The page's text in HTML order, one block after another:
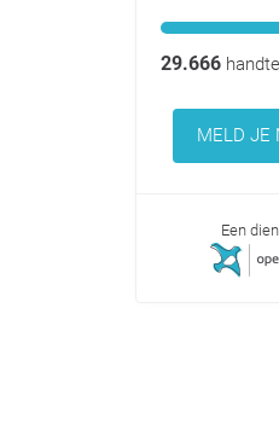
29.666
MELD JE
Een